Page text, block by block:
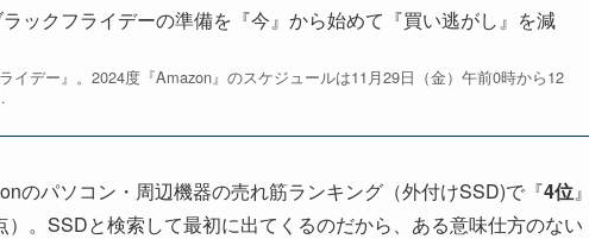
ックフライデーの準備を『今』から始めて『買い逃がし』を減
イデー』。2024度『Amazon』のスケジュールは11月29日（金）午前0時から12
のパソコン・周辺機器の売れ筋ランキング（外付けSSD)で『4位
。SSDと検索して最初に出てくるのだから、ある意味仕方のない